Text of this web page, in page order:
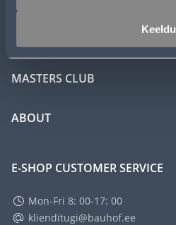
Keeldu
MASTERS CLUB
ABOUT
E-SHOP CUSTOMER SERVICE
Mon-Fri 8: 00-17: 00
klienditugi@bauhof.ee